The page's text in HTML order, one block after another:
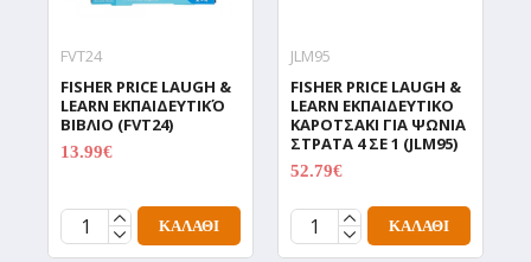
FVT24
FISHER PRICE LAUGH &
LEARN ΕΚΠΑΙΔΕΥΤΙΚΌ
ΒΙΒΛΙΟ (FVT24)
13.99€
ΚΑΛΆΘΙ
JLM95
FISHER PRICE LAUGH &
LEARN ΕΚΠΑΙΔΕΥΤΙΚΟ
ΚΑΡΟΤΣΑΚΙ ΓΙΑ ΨΩΝΙΑ
ΣΤΡΑΤΑ 4 ΣΕ 1 (JLM95)
52.79€
ΚΑΛΆΘΙ